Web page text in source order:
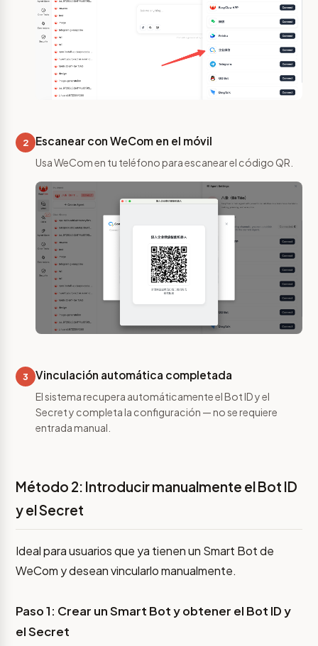
2 Escanear con WeCom en el móvil
Usa WeCom en tu teléfono para escanear el código QR.
3 Vinculación automática completada
El sistema recupera automáticamente el Bot ID y el
Secret y completa la configuración — no se requiere
entrada manual.
Método 2: Introducir manualmente el Bot ID
y el Secret
Ideal para usuarios que ya tienen un Smart Bot de
WeCom y desean vincularlo manualmente.
Paso 1: Crear un Smart Bot y obtener el Bot ID y
el Secret